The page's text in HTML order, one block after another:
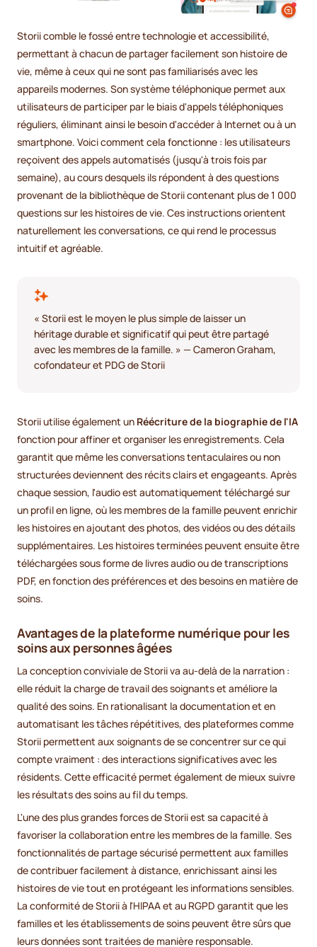
Storii comble le fossé entre technologie et accessibilité,
permettant à chacun de partager facilement son histoire de
vie, même à ceux qui ne sont pas familiarisés avec les
appareils modernes. Son système téléphonique permet aux
utilisateurs de participer par le biais d'appels téléphoniques
réguliers, éliminant ainsi le besoin d'accéder à Internet ou à un
smartphone. Voici comment cela fonctionne : les utilisateurs
reçoivent des appels automatisés (jusqu'à trois fois par
semaine), au cours desquels ils répondent à des questions
provenant de la bibliothèque de Storii contenant plus de 1 000
questions sur les histoires de vie. Ces instructions orientent
naturellement les conversations, ce qui rend le processus
intuitif et agréable.
« Storii est le moyen le plus simple de laisser un
héritage durable et significatif qui peut être partagé
avec les membres de la famille. » — Cameron Graham,
cofondateur et PDG de Storii
Storii utilise également un Réécriture de la biographie de l'IA
fonction pour affiner et organiser les enregistrements. Cela
garantit que même les conversations tentaculaires ou non
structurées deviennent des récits clairs et engageants. Après
chaque session, l'audio est automatiquement téléchargé sur
un profil en ligne, où les membres de la famille peuvent enrichir
les histoires en ajoutant des photos, des vidéos ou des détails
supplémentaires. Les histoires terminées peuvent ensuite être
téléchargées sous forme de livres audio ou de transcriptions
PDF, en fonction des préférences et des besoins en matière de
soins.
Avantages de la plateforme numérique pour les
soins aux personnes âgées
La conception conviviale de Storii va au-delà de la narration :
elle réduit la charge de travail des soignants et améliore la
qualité des soins. En rationalisant la documentation et en
automatisant les tâches répétitives, des plateformes comme
Storii permettent aux soignants de se concentrer sur ce qui
compte vraiment : des interactions significatives avec les
résidents. Cette efficacité permet également de mieux suivre
les résultats des soins au fil du temps.
L'une des plus grandes forces de Storii est sa capacité à
favoriser la collaboration entre les membres de la famille. Ses
fonctionnalités de partage sécurisé permettent aux familles
de contribuer facilement à distance, enrichissant ainsi les
histoires de vie tout en protégeant les informations sensibles.
La conformité de Storii à l'HIPAA et au RGPD garantit que les
familles et les établissements de soins peuvent être sûrs que
leurs données sont traitées de manière responsable.